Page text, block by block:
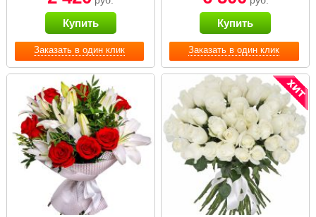
Заказать в один клик
Купить
Заказать в один клик
Купить